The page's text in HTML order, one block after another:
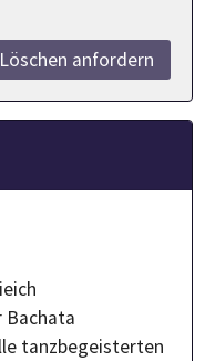
anfordern
Bachata
tanzbegeisterten